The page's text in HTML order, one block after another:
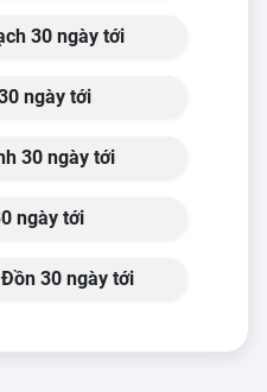
30 ngày tới
ngày tới
30 ngày tới
ngày tới
30 ngày tới